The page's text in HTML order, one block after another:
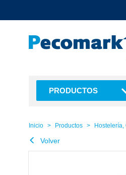
PRODUCTOS
Inicio Productos
Volver